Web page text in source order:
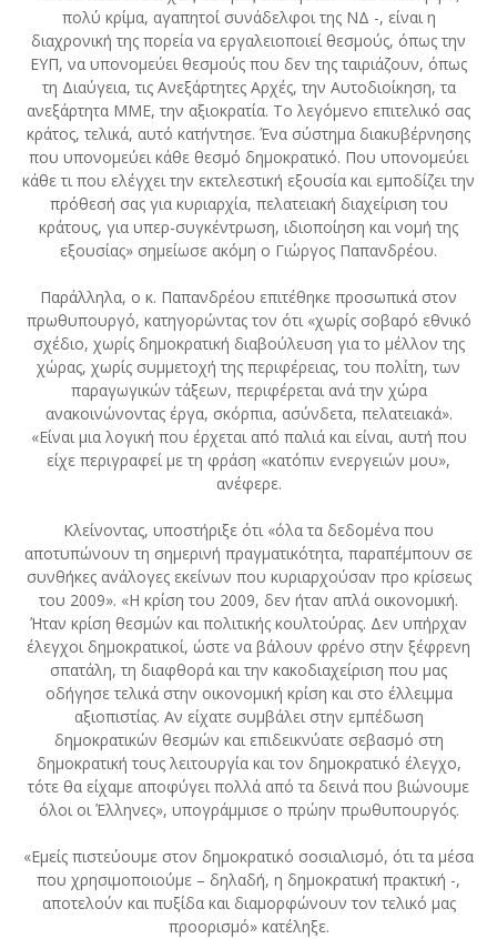
πολύ κρίμα, αγαπητοί συνάδελφοι της ΝΔ -, είναι η
διαχρονική της πορεία να εργαλειοποιεί θεσμούς, όπως την
ΕΥΠ, να υπονομεύει θεσμούς που δεν της ταιριάζουν, όπως
τη Διαύγεια, τις Ανεξάρτητες Αρχές, την Αυτοδιοίκηση, τα
ανεξάρτητα ΜΜΕ, την αξιοκρατία. Το λεγόμενο επιτελικό σας
κράτος, τελικά, αυτό κατήντησε. Ένα σύστημα διακυβέρνησης
που υπονομεύει κάθε θεσμό δημοκρατικό. Που υπονομεύει
κάθε τι που ελέγχει την εκτελεστική εξουσία και εμποδίζει την
πρόθεσή σας για κυριαρχία, πελατειακή διαχείριση του
κράτους, για υπερ-συγκέντρωση, ιδιοποίηση και νομή της
εξουσίας» σημείωσε ακόμη ο Γιώργος Παπανδρέου.
Παράλληλα, ο κ. Παπανδρέου επιτέθηκε προσωπικά στον
πρωθυπουργό, κατηγορώντας τον ότι «χωρίς σοβαρό εθνικό
σχέδιο, χωρίς δημοκρατική διαβούλευση για το μέλλον της
χώρας, χωρίς συμμετοχή της περιφέρειας, του πολίτη, των
παραγωγικών τάξεων, περιφέρεται ανά την χώρα
ανακοινώνοντας έργα, σκόρπια, ασύνδετα, πελατειακά».
«Είναι μια λογική που έρχεται από παλιά και είναι, αυτή που
είχε περιγραφεί με τη φράση «κατόπιν ενεργειών μου»,
ανέφερε.
Κλείνοντας, υποστήριξε ότι «όλα τα δεδομένα που
αποτυπώνουν τη σημερινή πραγματικότητα, παραπέμπουν σε
συνθήκες ανάλογες εκείνων που κυριαρχούσαν προ κρίσεως
του 2009». «Η κρίση του 2009, δεν ήταν απλά οικονομική.
Ήταν κρίση θεσμών και πολιτικής κουλτούρας. Δεν υπήρχαν
έλεγχοι δημοκρατικοί, ώστε να βάλουν φρένο στην ξέφρενη
σπατάλη, τη διαφθορά και την κακοδιαχείριση που μας
οδήγησε τελικά στην οικονομική κρίση και στο έλλειμμα
αξιοπιστίας. Αν είχατε συμβάλει στην εμπέδωση
δημοκρατικών θεσμών και επιδεικνύατε σεβασμό στη
δημοκρατική τους λειτουργία και τον δημοκρατικό έλεγχο,
τότε θα είχαμε αποφύγει πολλά από τα δεινά που βιώνουμε
όλοι οι Έλληνες», υπογράμμισε ο πρώην πρωθυπουργός.
«Εμείς πιστεύουμε στον δημοκρατικό σοσιαλισμό, ότι τα μέσα
που χρησιμοποιούμε – δηλαδή, η δημοκρατική πρακτική -,
αποτελούν και πυξίδα και διαμορφώνουν τον τελικό μας
προορισμό» κατέληξε.